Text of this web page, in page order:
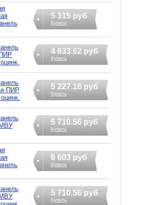
5 315 руб
Купить
4 633.62 руб
Купить
ПИР
5 227.18 руб
Купить
5 710.56 руб
Купить
6 603 руб
Купить
5 710.56 руб
Купить